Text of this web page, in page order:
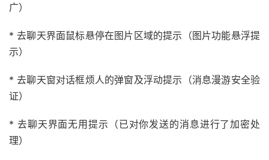
广）
* 去聊天界面鼠标悬停在图片区域的提示（图片功能悬浮提
示）
* 去聊天窗对话框烦人的弹窗及浮动提示（消息漫游安全验
证）
* 去聊天界面无用提示（已对你发送的消息进行了加密处
理）